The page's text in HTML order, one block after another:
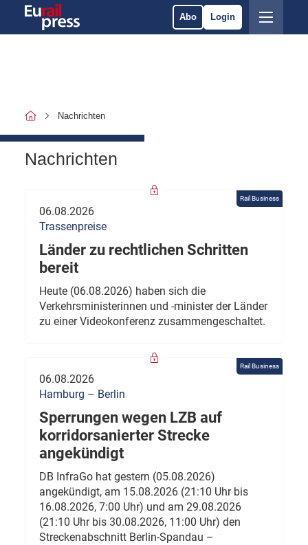
Abo Login
Nachrichten
Nachrichten
Rail Business
06.08.2026
Trassenpreise
Länder zu rechtlichen Schritten
bereit
Heute (06.08.2026) haben sich die
Verkehrsministerinnen und -minister der Länder
zu einer Videokonferenz zusammengeschaltet.
Rail Business
06.08.2026
Hamburg – Berlin
Sperrungen wegen LZB auf
korridorsanierter Strecke
angekündigt
DB InfraGo hat gestern (05.08.2026)
angekündigt, am 15.08.2026 (21:10 Uhr bis
16.08.2026, 7:00 Uhr) und am 29.08.2026
(21:10 Uhr bis 30.08.2026, 11:00 Uhr) den
Streckenabschnitt Berlin-Spandau –